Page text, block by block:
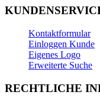
Kontaktformular
Einloggen Kunde
Eigenes Logo
Erweiterte Suche
RECHTLICHE